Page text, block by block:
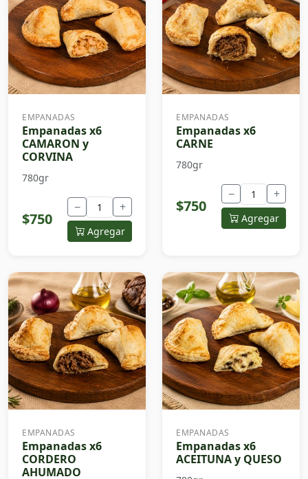
EMPANADAS
Empanadas x6
CAMARON y
CORVINA
780gr
$750
− +
Agregar
EMPANADAS
Empanadas x6
CARNE
780gr
$750
− +
Agregar
EMPANADAS
Empanadas x6
CORDERO
AHUMADO
EMPANADAS
Empanadas x6
ACEITUNA y QUESO